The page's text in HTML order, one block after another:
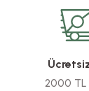
Ürün resmi
Ürün
Ürün
Ürün fiyatı
2000 TL